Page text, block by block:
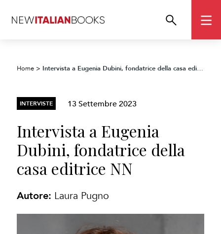
Home > Intervista a Eugenia Dubini, fondatrice della casa editrice NN
INTERVISTE 13 Settembre 2023
Intervista a Eugenia
Dubini, fondatrice della
casa editrice NN
Autore: Laura Pugno